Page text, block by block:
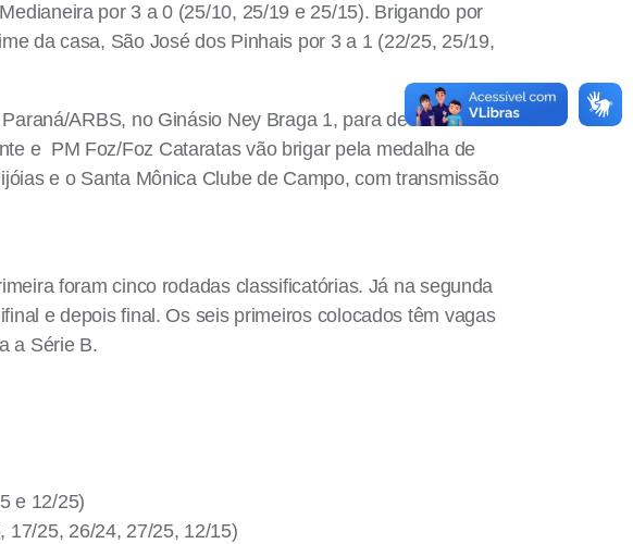
por 3 a 0 (25/10, 25/19 e 25/15). Brigando por
da casa, São José dos Pinhais por 3 a 1 (22/25, 25/19,
ARBS, no Ginásio Ney Braga 1, para decidir a
e PM Foz/Foz Cataratas vão brigar pela medalha de
e o Santa Mônica Clube de Campo, com transmissão
foram cinco rodadas classificatórias. Já na segunda
e depois final. Os seis primeiros colocados têm vagas
a Série B.
e 12/25)
17/25, 26/24, 27/25, 12/15)